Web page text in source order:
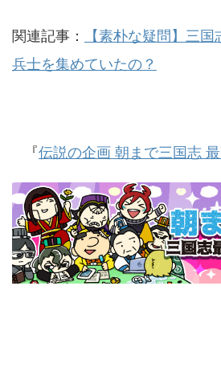
関連記事：
【素朴な疑問】三
兵士を集めていたの？
『伝説の企画 朝まで三国志